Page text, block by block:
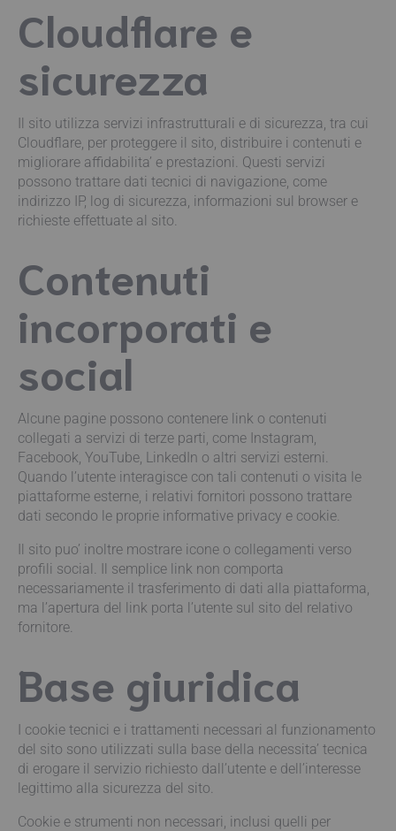
Cloudflare e
sicurezza
Il sito utilizza servizi infrastrutturali e di sicurezza, tra cui
Cloudflare, per proteggere il sito, distribuire i contenuti e
migliorare affidabilita’ e prestazioni. Questi servizi
possono trattare dati tecnici di navigazione, come
indirizzo IP, log di sicurezza, informazioni sul browser e
richieste effettuate al sito.
Contenuti
incorporati e
social
Alcune pagine possono contenere link o contenuti
collegati a servizi di terze parti, come Instagram,
Facebook, YouTube, LinkedIn o altri servizi esterni.
Quando l’utente interagisce con tali contenuti o visita le
piattaforme esterne, i relativi fornitori possono trattare
dati secondo le proprie informative privacy e cookie.
Il sito puo’ inoltre mostrare icone o collegamenti verso
profili social. Il semplice link non comporta
necessariamente il trasferimento di dati alla piattaforma,
ma l’apertura del link porta l’utente sul sito del relativo
fornitore.
Base giuridica
I cookie tecnici e i trattamenti necessari al funzionamento
del sito sono utilizzati sulla base della necessita’ tecnica
di erogare il servizio richiesto dall’utente e dell’interesse
legittimo alla sicurezza del sito.
Cookie e strumenti non necessari, inclusi quelli per